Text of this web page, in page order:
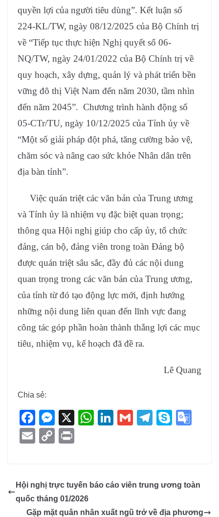
quyền lợi của người tiêu dùng”. Kết luận số
224-KL/TW, ngày 08/12/2025 của Bộ Chính trị
về “Tiếp tục thực hiện Nghị quyết số 06-
NQ/TW, ngày 24/01/2022 của Bộ Chính trị về
quy hoạch, xây dựng, quản lý và phát triển bền
vững đô thị Việt Nam đến năm 2030, tầm nhìn
đến năm 2045”. Chương trình hành động số
05-CTr/TU, ngày 10/12/2025 của Tỉnh ủy về
“Một số giải pháp đột phá, tăng cường bảo vệ,
chăm sóc và nâng cao sức khỏe Nhân dân trên
địa bàn tỉnh”.
Việc quán triệt các văn bản của Trung ương
và Tỉnh ủy là nhiệm vụ đặc biệt quan trọng;
thông qua Hội nghị giúp cho cấp ủy, tổ chức
đảng, cán bộ, đảng viên trong toàn Đảng bộ
được quán triệt sâu sắc, đầy đủ các nội dung
quan trọng trong các văn bản của Trung ương,
của tỉnh từ đó tạo động lực mới, định hướng
những nội dung liên quan đến lĩnh vực đang
công tác góp phần hoàn thành thắng lợi các mục
tiêu, nhiệm vụ, kế hoạch đã đề ra.
Lê Quang
Chia sẻ:
F
a
c
b
o
o
M
e
ss
n
g
er
X
W
A
p
Li
dI
G
T
a
S
e
a
E
C
y
Li
Hội nghị trực tuyến báo cáo viên trung ương toàn
quốc tháng 01/2026
Gặp mặt quân nhân xuất ngũ trở về địa phương
Thông báo đăng ký tiếp công dân định kỳ đợt 01